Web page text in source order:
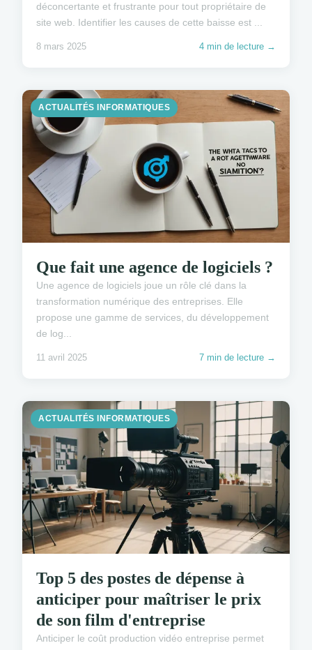
déconcertante et frustrante pour tout propriétaire de
site web. Identifier les causes de cette baisse est ...
8 mars 2025 4 min de lecture →
ACTUALITÉS INFORMATIQUES
Que fait une agence de logiciels ?
Une agence de logiciels joue un rôle clé dans la
transformation numérique des entreprises. Elle
propose une gamme de services, du développement
de log...
11 avril 2025 7 min de lecture →
ACTUALITÉS INFORMATIQUES
Top 5 des postes de dépense à
anticiper pour maîtriser le prix
de son film d'entreprise
Anticiper le coût production vidéo entreprise permet